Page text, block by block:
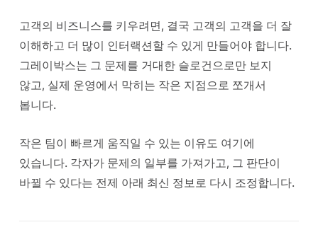
고객의 비즈니스를 키우려면, 결국 고객의 고객을 더 잘
이해하고 더 많이 인터랙션할 수 있게 만들어야 합니다.
그레이박스는 그 문제를 거대한 슬로건으로만 보지
않고, 실제 운영에서 막히는 작은 지점으로 쪼개서
봅니다.
작은 팀이 빠르게 움직일 수 있는 이유도 여기에
있습니다. 각자가 문제의 일부를 가져가고, 그 판단이
바뀔 수 있다는 전제 아래 최신 정보로 다시 조정합니다.